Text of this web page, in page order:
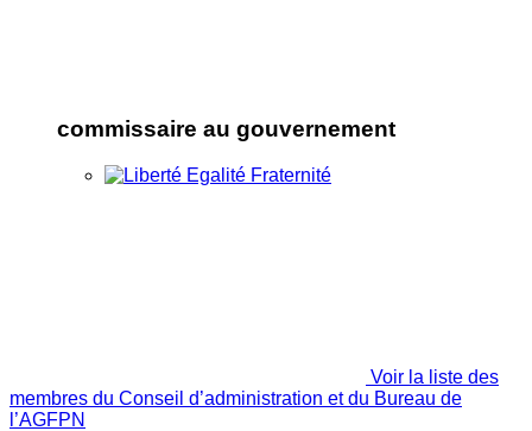
commissaire au gouvernement
Voir la liste des
membres du Conseil d’administration et du Bureau de
l’AGFPN